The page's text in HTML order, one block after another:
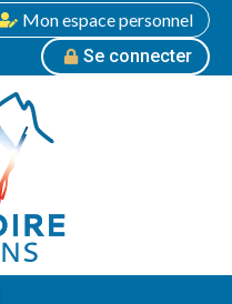
Mon espace personnel
Se connecter